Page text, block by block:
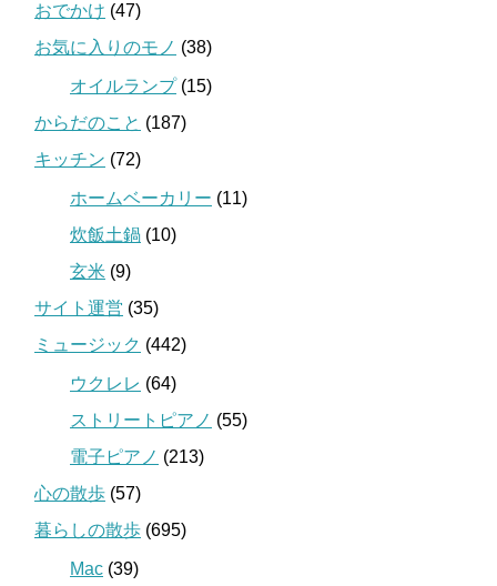
おでかけ (47)
お気に入りのモノ (38)
オイルランプ(15)
からだのこと (187)
キッチン (72)
ホームベーカリー (11)
炊飯土鍋 (10)
玄米 (9)
サイト運営 (35)
ミュージック (442)
ウクレレ (64)
ストリートピアノ (55)
電子ピアノ (213)
心の散歩 (57)
暮らしの散歩 (695)
Mac (39)